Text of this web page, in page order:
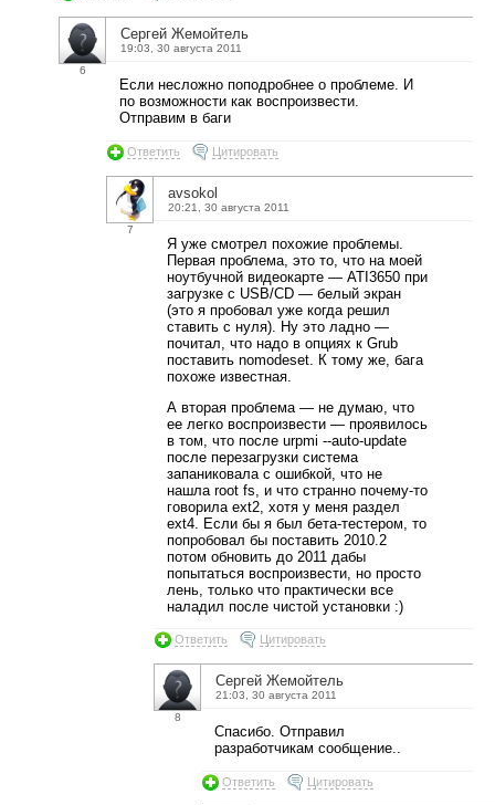
6
Сергей Жемойтель
19:03, 30 августа 2011
Если несложно поподробнее о проблеме. И
по возможности как воспроизвести.
Отправим в баги
Ответить Цитировать
7
avsokol
20:21, 30 августа 2011
Я уже смотрел похожие проблемы.
Первая проблема, это то, что на моей
ноутбучной видеокарте — ATI3650 при
загрузке с USB/CD — белый экран
(это я пробовал уже когда решил
ставить с нуля). Ну это ладно —
почитал, что надо в опциях к Grub
поставить nomodeset. К тому же, бага
похоже известная.
А вторая проблема — не думаю, что
ее легко воспроизвести — проявилось
в том, что после urpmi --auto-update
после перезагрузки система
запаниковала с ошибкой, что не
нашла root fs, и что странно почему-то
говорила ext2, хотя у меня раздел
ext4. Если бы я был бета-тестером, то
попробовал бы поставить 2010.2
потом обновить до 2011 дабы
попытаться воспроизвести, но просто
лень, только что практически все
наладил после чистой установки :)
Ответить Цитировать
8
Сергей Жемойтель
21:03, 30 августа 2011
Спасибо. Отправил
разработчикам сообщение..
Ответить Цитировать